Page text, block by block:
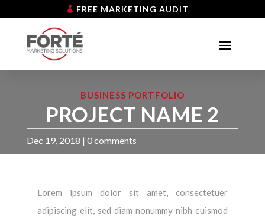
FREE MARKETING AUDIT
BUSINESS PORTFOLIO
PROJECT NAME 2
Dec 19, 2018 | 0 comments
Lorem ipsum dolor sit amet, consectetuer
adipiscing elit, sed diam nonummy nibh euismod